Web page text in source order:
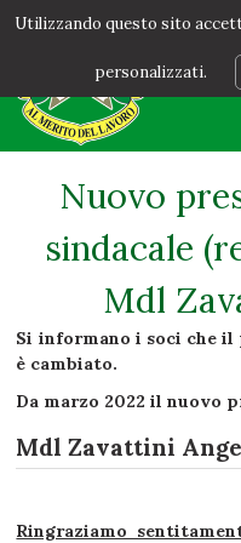
Utilizzando questo sito
personalizzati.
Nuovo
sindacale
Mdl
Si informano i soci che il
è cambiato.
Da marzo 2022 il nuovo
Mdl Zavattini
Ringraziamo